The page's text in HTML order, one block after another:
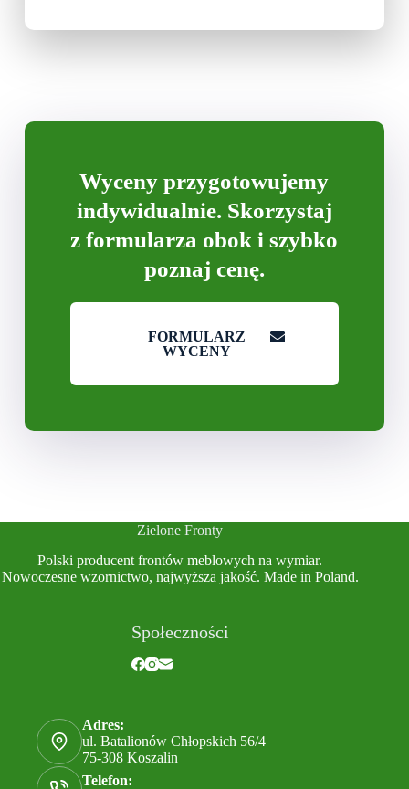
Wyceny przygotowujemy
indywidualnie. Skorzystaj
z formularza obok i szybko
poznaj cenę.
FORMULARZ
WYCENY
Zielone Fronty
Polski producent frontów meblowych na wymiar.
Nowoczesne wzornictwo, najwyższa jakość. Made in Poland.
Społeczności
Adres:
ul. Batalionów Chłopskich 56/4
75-308 Koszalin
Telefon: